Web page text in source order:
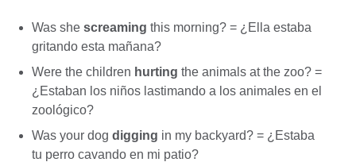
Was she screaming this morning? = ¿Ella estaba
gritando esta mañana?
Were the children hurting the animals at the zoo? =
¿Estaban los niños lastimando a los animales en el
zoológico?
Was your dog digging in my backyard? = ¿Estaba
tu perro cavando en mi patio?